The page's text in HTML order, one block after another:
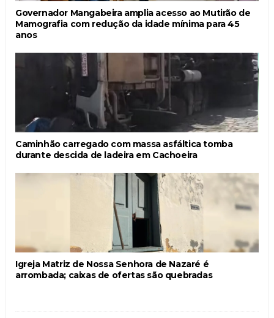
Governador Mangabeira amplia acesso ao Mutirão de
Mamografia com redução da idade mínima para 45
anos
Caminhão carregado com massa asfáltica tomba
durante descida de ladeira em Cachoeira
Igreja Matriz de Nossa Senhora de Nazaré é
arrombada; caixas de ofertas são quebradas